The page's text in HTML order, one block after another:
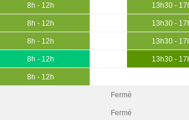
8h - 12h 13h30 -
8h - 12h 13h30 -
8h - 12h 13h30 -
8h - 12h 13h30 -
8h - 12h
Fermé
Fermé